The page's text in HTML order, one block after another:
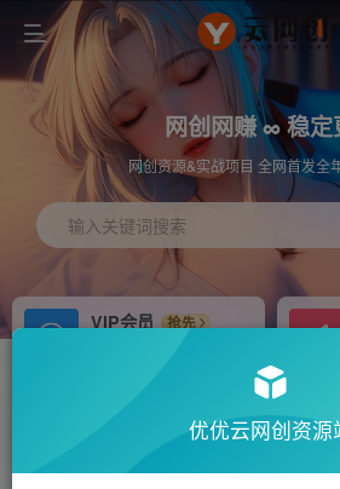
网创网赚 ∞ 稳定
网创资源&实战项目 全网首发全
输入关键词搜索
VIP会员
抢先
免费下载全站资源
站长V：hu91275优优云网创资源